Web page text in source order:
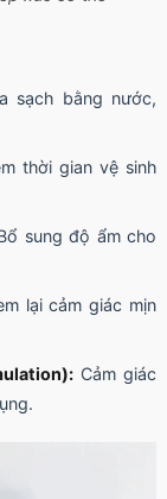
sạch bằng nước,
thời gian vệ sinh
sung độ ẩm cho
lại cảm giác mịn
Cảm giác